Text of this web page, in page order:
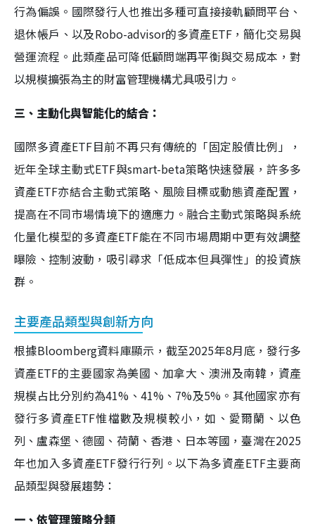
行為偏誤。國際發行人也推出多種可直接接軌顧問平台、
退休帳戶、以及Robo-advisor的多資產ETF，簡化交易與
營運流程。此類產品可降低顧問端再平衡與交易成本，對
以規模擴張為主的財富管理機構尤具吸引力。
三、主動化與智能化的結合：
國際多資產ETF目前不再只有傳統的「固定股債比例」，
近年全球主動式ETF與smart-beta策略快速發展，許多多
資產ETF亦結合主動式策略、風險目標或動態資產配置，
提高在不同市場情境下的適應力。融合主動式策略與系統
化量化模型的多資產ETF能在不同市場周期中更有效調整
曝險、控制波動，吸引尋求「低成本但具彈性」的投資族
群。
主要產品類型與創新方向
根據Bloomberg資料庫顯示，截至2025年8月底，發行多
資產ETF的主要國家為美國、加拿大、澳洲及南韓，資產
規模占比分別約為41%、41%、7%及5%。其他國家亦有
發行多資產ETF惟檔數及規模較小，如、愛爾蘭、以色
列、盧森堡、德國、荷蘭、香港、日本等國，臺灣在2025
年也加入多資產ETF發行行列。以下為多資產ETF主要商
品類型與發展趨勢：
一、依管理策略分類